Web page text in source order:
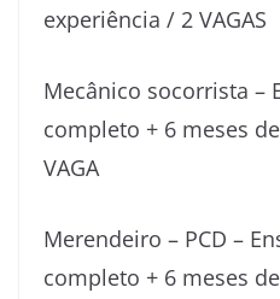
experiência / 2 VAGAS
Mecânico socorrista –
completo + 6 meses
VAGA
Merendeiro – PCD –
completo + 6 meses